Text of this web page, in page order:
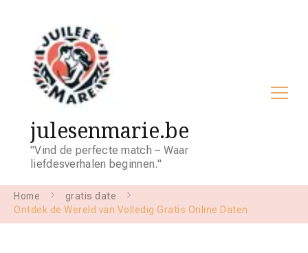
julesenmarie.be
"Vind de perfecte match – Waar
liefdesverhalen beginnen."
Home
gratis date
Ontdek de Wereld van Volledig Gratis Online Daten